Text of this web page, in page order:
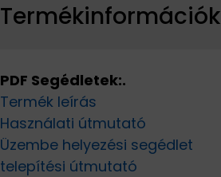
Termékinformációk
PDF Segédletek:.
Termék leírás
Használati útmutató
Üzembe helyezési segédlet
telepítési útmutató